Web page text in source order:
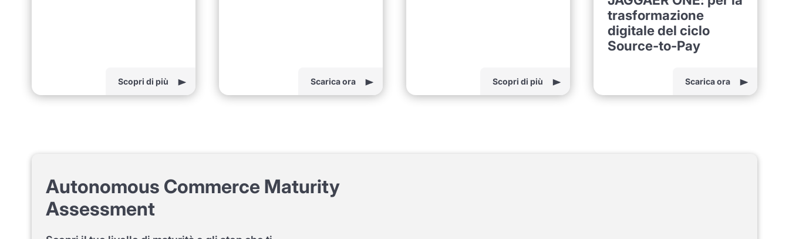
Scopri di più Scarica ora Scopri di più
trasformazione
digitale del ciclo
Source-to-Pay
Scarica ora
Autonomous Commerce Maturity
Assessment